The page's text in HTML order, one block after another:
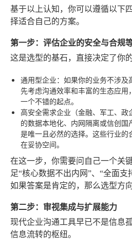
基于以上认知，你可以遵循以下
择适合自己的方案。
第一步：评估企业的安全与合规
这是选型的基石，直接决定了你
通用型企业：如果你的业务不涉
先考虑沟通效率和丰富的生态应用
一个不错的起点。
高安全需求企业（金融、军工、政
的数据本地化、内网隔离或信创
是唯一且必然的选择。这些行业
在妥协空间。
在这一步，你需要问自己一个关
足“核心数据不出内网”、“全面支
如果答案是肯定的，那么选型方
第二步：审视集成与扩展能力
现代企业沟通工具早已不是信息
信息流转的枢纽。